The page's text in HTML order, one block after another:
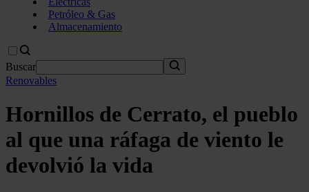
Petróleo & Gas
Almacenamiento
Buscar
Renovables
Hornillos de Cerrato, el pueblo
al que una ráfaga de viento le
devolvió la vida